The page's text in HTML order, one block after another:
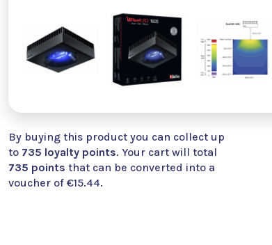
By buying this product you can collect up
to 735 loyalty points. Your cart will total
735 points that can be converted into a
voucher of €15.44.